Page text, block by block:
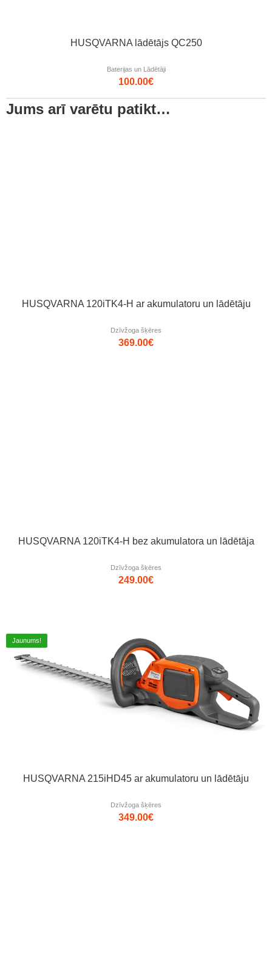
HUSQVARNA lādētājs QC250
Baterijas un Lādētāji
100.00€
Jums arī varētu patikt…
HUSQVARNA 120iTK4-H ar akumulatoru un lādētāju
Dzīvžoga šķēres
369.00€
HUSQVARNA 120iTK4-H bez akumulatora un lādētāja
Dzīvžoga šķēres
249.00€
Jaunums!
HUSQVARNA 215iHD45 ar akumulatoru un lādētāju
Dzīvžoga šķēres
349.00€